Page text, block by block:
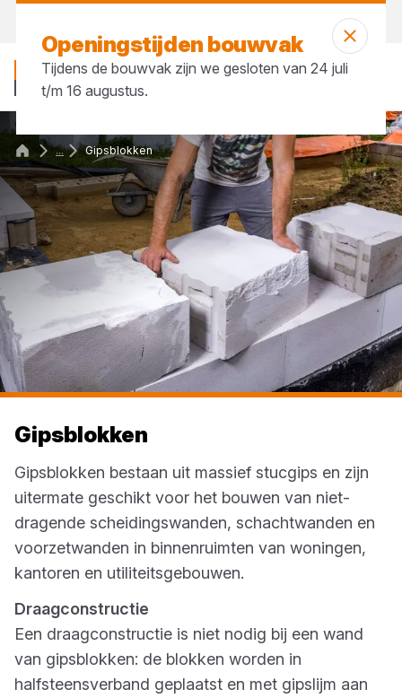
... Gipsblokken
Gipsblokken
Gipsblokken bestaan uit massief stucgips en zijn
uitermate geschikt voor het bouwen van niet-
dragende scheidingswanden, schachtwanden en
voorzetwanden in binnenruimten van woningen,
kantoren en utiliteitsgebouwen.
Draagconstructie
Een draagconstructie is niet nodig bij een wand
van gipsblokken: de blokken worden in
halfsteensverband geplaatst en met gipslijm aan
Openingstijden bouwvak
Tijdens de bouwvak zijn we gesloten van 24 juli
t/m 16 augustus.